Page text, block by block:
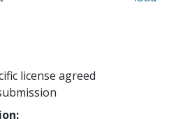
license agreed